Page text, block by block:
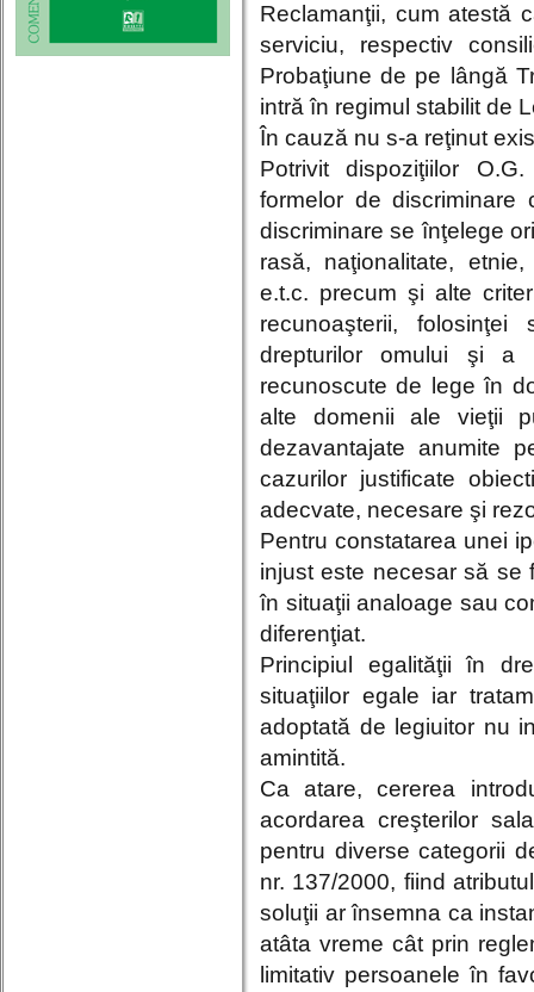
Reclamanţii, cum atestă
serviciu, respectiv
Probaţiune de pe lângă
intră în regimul stabilit de
În cauză nu s-a reţinut
Potrivit dispoziţiilor
formelor de discriminare
discriminare se înţelege
rasă, naţionalitate,
e.t.c. precum şi alte
recunoaşterii,
drepturilor omului şi a
recunoscute de lege în
alte domenii ale vieţii
dezavantajate anumite
cazurilor justificate
adecvate, necesare şi
Pentru constatarea unei
injust este necesar să se
în situaţii analoage sau
diferenţiat.
Principiul egalităţii în
situaţiilor egale iar
adoptată de legiuitor nu
amintită.
Ca atare, cererea
acordarea creşterilor
pentru diverse categorii
nr. 137/2000, fiind
soluţii ar însemna ca
atâta vreme cât prin
limitativ persoanele în